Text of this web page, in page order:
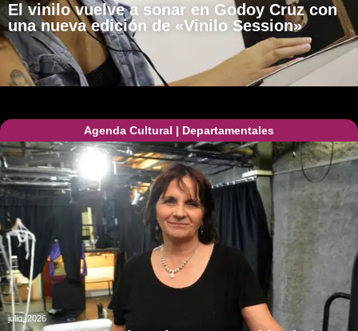
El vinilo vuelve a sonar en Godoy Cruz con
una nueva edición de «Vinilo Session»
Agenda Cultural | Departamentales
julio, 2026